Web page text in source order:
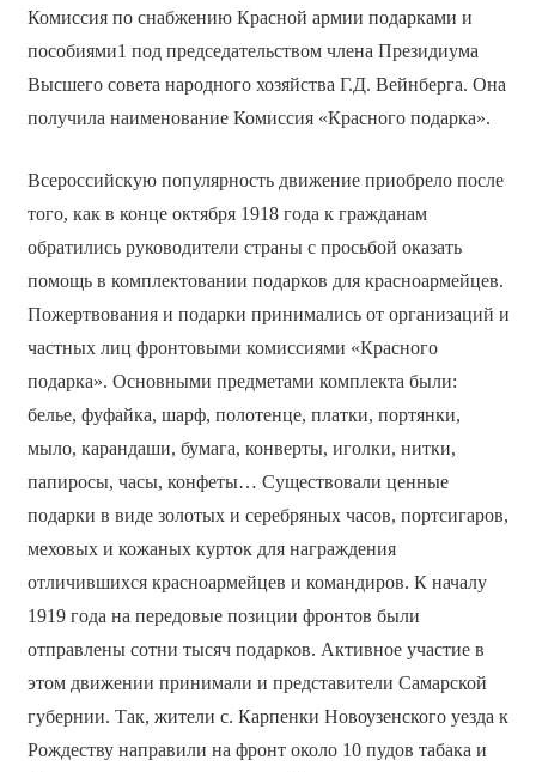
Комиссия по снабжению Красной армии подарками и
пособиями1 под председательством члена Президиума
Высшего совета народного хозяйства Г.Д. Вейнберга. Она
получила наименование Комиссия «Красного подарка».
Всероссийскую популярность движение приобрело после
того, как в конце октября 1918 года к гражданам
обратились руководители страны с просьбой оказать
помощь в комплектовании подарков для красноармейцев.
Пожертвования и подарки принимались от организаций и
частных лиц фронтовыми комиссиями «Красного
подарка». Основными предметами комплекта были:
белье, фуфайка, шарф, полотенце, платки, портянки,
мыло, карандаши, бумага, конверты, иголки, нитки,
папиросы, часы, конфеты… Существовали ценные
подарки в виде золотых и серебряных часов, портсигаров,
меховых и кожаных курток для награждения
отличившихся красноармейцев и командиров. К началу
1919 года на передовые позиции фронтов были
отправлены сотни тысяч подарков. Активное участие в
этом движении принимали и представители Самарской
губернии. Так, жители с. Карпенки Новоузенского уезда к
Рождеству направили на фронт около 10 пудов табака и